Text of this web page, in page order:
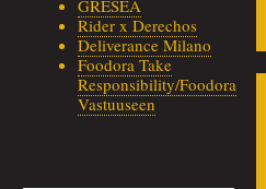
GRESEA
Rider x Derechos
Deli­ve­rance Milano
Foo­do­ra Take
Responsibility/Foodora
Vastuuseen